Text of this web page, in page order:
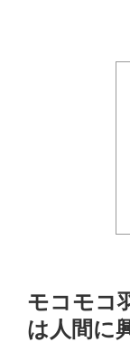
モコモコ
は人間に